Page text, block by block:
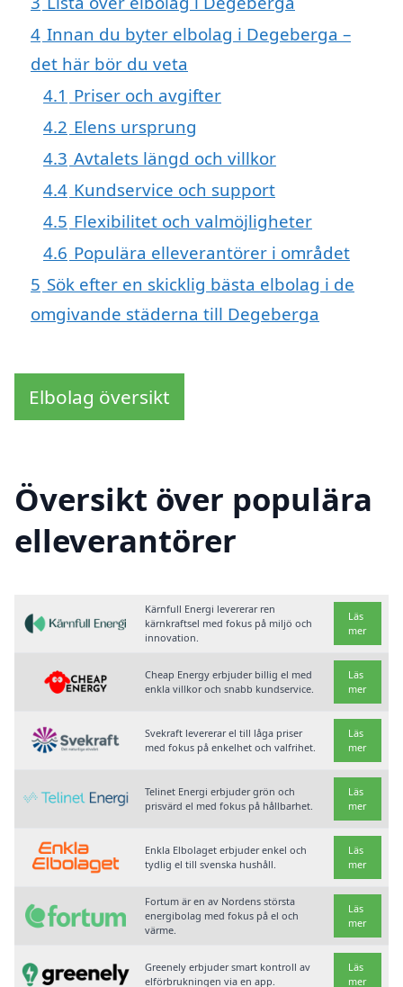
4 Innan du byter elbolag i Degeberga –
det här bör du veta
4.1 Priser och avgifter
4.2 Elens ursprung
4.3 Avtalets längd och villkor
4.4 Kundservice och support
4.5 Flexibilitet och valmöjligheter
4.6 Populära elleverantörer i området
5 Sök efter en skicklig bästa elbolag i de
omgivande städerna till Degeberga
Elbolag översikt
Översikt över populära
elleverantörer
Kärnfull Energi levererar ren
kärnkraftsel med fokus på miljö och
innovation.
Läs
mer
Cheap Energy erbjuder billig el med
enkla villkor och snabb kundservice.
Läs
mer
Svekraft levererar el till låga priser
med fokus på enkelhet och valfrihet.
Läs
mer
Telinet Energi erbjuder grön och
prisvärd el med fokus på hållbarhet.
Läs
mer
Enkla Elbolaget erbjuder enkel och
tydlig el till svenska hushåll.
Läs
mer
Fortum är en av Nordens största
energibolag med fokus på el och
värme.
Läs
mer
Greenely erbjuder smart kontroll av
elförbrukningen via en app.
Läs
mer